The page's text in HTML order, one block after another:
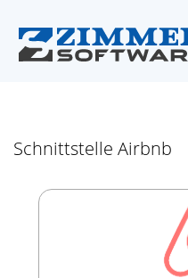
Schnittstelle Airbnb